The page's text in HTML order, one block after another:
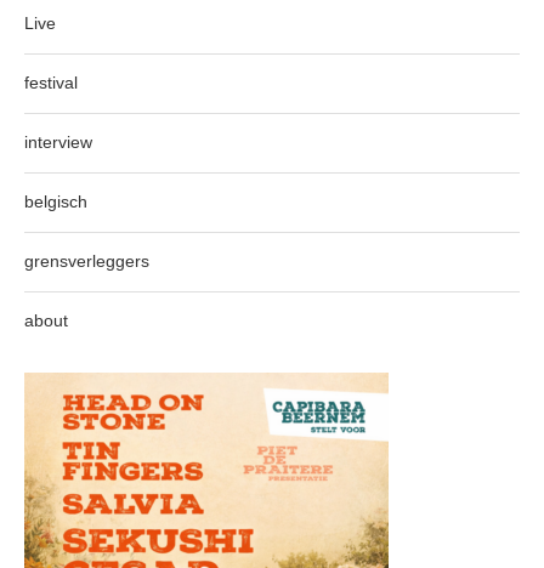
Live
festival
interview
belgisch
grensverleggers
about